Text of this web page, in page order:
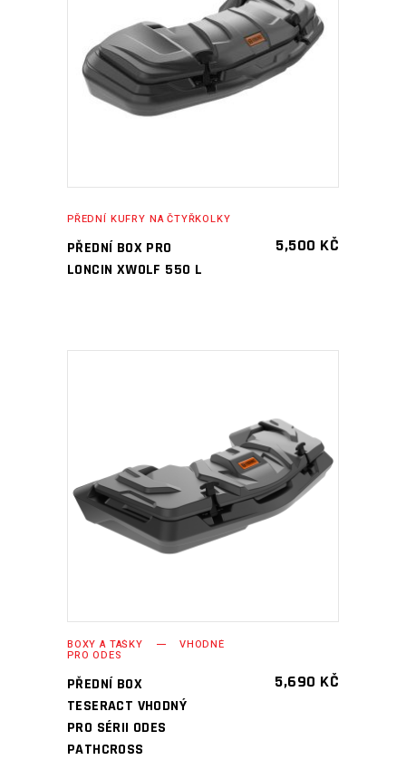
PŘIDAT DO KOŠÍKU
PŘEDNÍ KUFRY NA ČTYŘKOLKY
PŘEDNÍ BOX PRO
LONCIN XWOLF 550 L
5,500 KČ
PŘIDAT DO KOŠÍKU
BOXY A TAŠKY VHODNÉ
PRO ODES
PŘEDNÍ BOX
TESERACT VHODNÝ
PRO SÉRII ODES
PATHCROSS
5,690 KČ